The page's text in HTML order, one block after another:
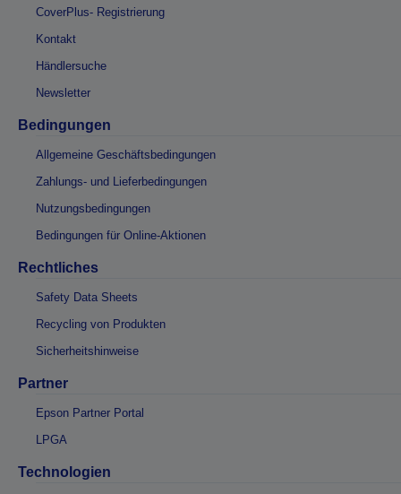
CoverPlus- Registrierung
Kontakt
Händlersuche
Newsletter
Bedingungen
Allgemeine Geschäftsbedingungen
Zahlungs- und Lieferbedingungen
Nutzungsbedingungen
Bedingungen für Online-Aktionen
Rechtliches
Safety Data Sheets
Recycling von Produkten
Sicherheitshinweise
Partner
Epson Partner Portal
LPGA
Technologien